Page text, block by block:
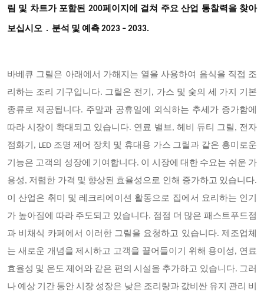
림 및 차트가 포함된 200페이지에 걸쳐 주요 산업 통찰력을 찾아
보십시오 . 분석 및 예측 2023 – 2033.
바베큐 그릴은 아래에서 가해지는 열을 사용하여 음식을 직접 조
리하는 조리 기구입니다. 그릴은 전기, 가스 및 숯의 세 가지 기본
종류로 제공됩니다. 주말과 공휴일에 외식하는 추세가 증가함에
따라 시장이 확대되고 있습니다. 연료 밸브, 헤비 듀티 그릴, 전자
점화기, LED 조명 제어 장치 및 휴대용 가스 그릴과 같은 흥미로운
기능은 고객의 성장에 기여합니다. 이 시장에 대한 수요는 쉬운 가
용성, 저렴한 가격 및 향상된 효율성으로 인해 증가하고 있습니다.
이 산업은 취미 및 레크리에이션 활동으로 집에서 요리하는 인기
가 높아짐에 따라 주도되고 있습니다. 점점 더 많은 패스트푸드점
과 비채식 카페에서 이러한 그릴을 요청하고 있습니다. 제조업체
는 새로운 개념을 제시하고 고객을 끌어들이기 위해 용이성, 연료
효율성 및 온도 제어와 같은 편의 시설을 추가하고 있습니다. 그러
나 예상 기간 동안 시장 성장은 낮은 조리량과 값비싼 유지 관리 비